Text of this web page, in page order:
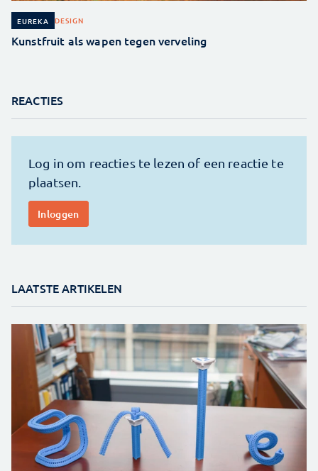
EUREKA DESIGN
Kunstfruit als wapen tegen verveling
REACTIES
LAATSTE ARTIKELEN